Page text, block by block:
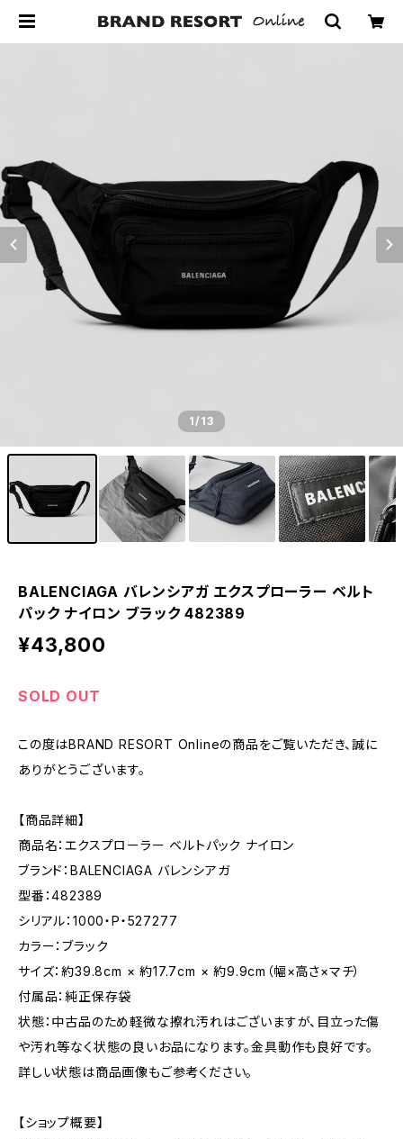
1/13
BALENCIAGA バレンシアガ エクスプローラー ベルト
パック ナイロン ブラック 482389
¥43,800
SOLD OUT
この度はBRAND RESORT Onlineの商品をご覧いただき、誠に
ありがとうございます。
【商品詳細】
商品名：エクスプローラー ベルトパック ナイロン
ブランド：BALENCIAGA バレンシアガ
型番：482389
シリアル：1000・P・527277
カラー：ブラック
サイズ：約39.8cm × 約17.7cm × 約9.9cm（幅×高さ×マチ）
付属品：純正保存袋
状態：中古品のため軽微な擦れ汚れはございますが、目立った傷
や汚れ等なく状態の良いお品になります。金具動作も良好です。
詳しい状態は商品画像もご参考ください。
【ショップ概要】